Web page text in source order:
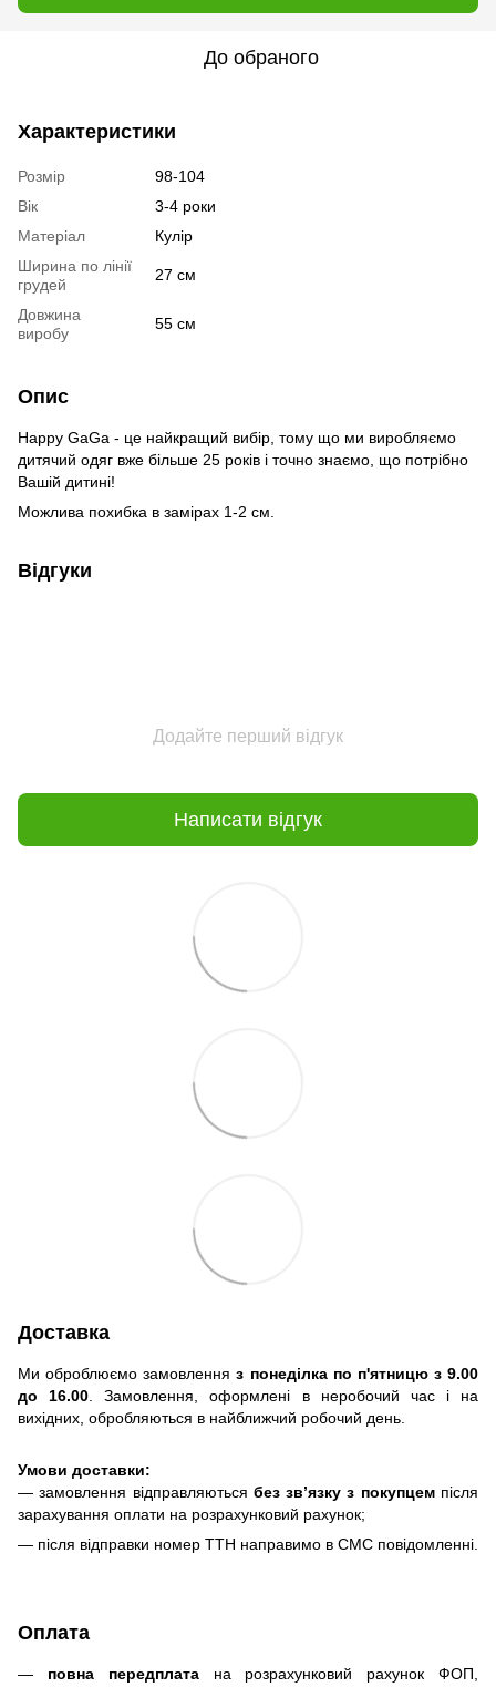
До обраного
Характеристики
Розмір
98-104
Вік
3-4 роки
Матеріал
Кулір
Ширина по лінії
грудей
27 см
Довжина
виробу
55 см
Опис
Happy GaGa - це найкращий вибір, тому що ми виробляємо
дитячий одяг вже більше 25 років і точно знаємо, що потрібно
Вашій дитині!
Можлива похибка в замірах 1-2 см.
Відгуки
Додайте перший відгук
Написати відгук
Доставка
Ми оброблюємо замовленняз понеділка по п'ятницю з 9.00
до 16.00. Замовлення, оформлені в неробочий час і на
вихідних, обробляються в найближчий робочий день.
Умови доставки:
— замовлення відправляються без зв’язку з покупцемпісля
зарахування оплати на розрахунковий рахунок;
— після відправки номер ТТН направимо в СМС повідомленні.
Оплата
— повна передплатана розрахунковий рахунок ФОП,